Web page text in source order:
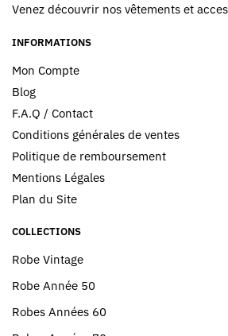
Venez découvrir nos vêtements et
INFORMATIONS
Mon Compte
Blog
F.A.Q / Contact
Conditions générales de ventes
Politique de remboursement
Mentions Légales
Plan du Site
COLLECTIONS
Robe Vintage
Robe Année 50
Robes Années 60